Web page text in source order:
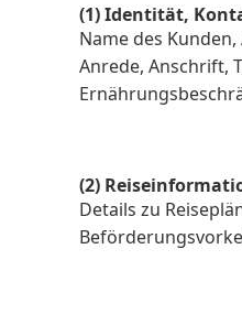
(1) Identität,
Name des
Anrede, Anschrift,
(2)
Details zu